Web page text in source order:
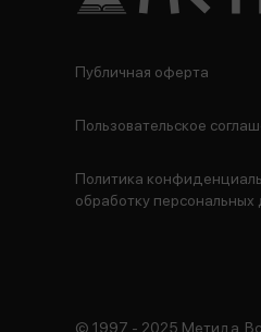
Публичная оферта
Пользовательское
Политика
обработку персональных
© 1997 - 2025 Метида.